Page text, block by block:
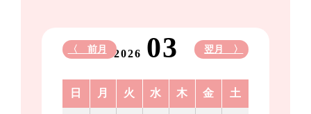
2026 03
〈 前月 翌月 〉
日 月 火 水 木 金 土